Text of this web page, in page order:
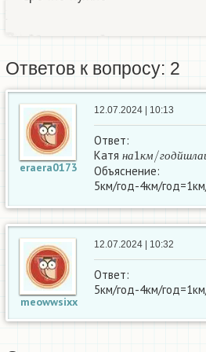
Ответов к вопросу: 2
eraera0173
12.07.2024 | 10:13
Ответ:
Катя н 1 /
г о д л ш в
Объяснение:
5км/год-4км/
meowwsixx
12.07.2024 | 10:32
Ответ:
5км/год-4км/